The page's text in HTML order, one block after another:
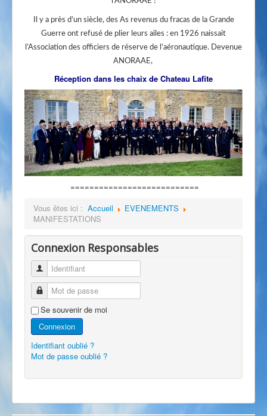
Il y a près d’un siècle, des As revenus du fracas de la Grande
Guerre ont refusé de plier leurs ailes : en 1926 naissait
l’Association des officiers de réserve de l’aéronautique. Devenue
ANORAAE,
Réception dans les chaix de Chateau Lafite
===========================
Vous êtes ici : Accueil
EVENEMENTS
MANIFESTATIONS
Connexion Responsables
Identifiant
Mot de passe
Se souvenir de moi
Connexion
Identifiant oublié ?
Mot de passe oublié ?